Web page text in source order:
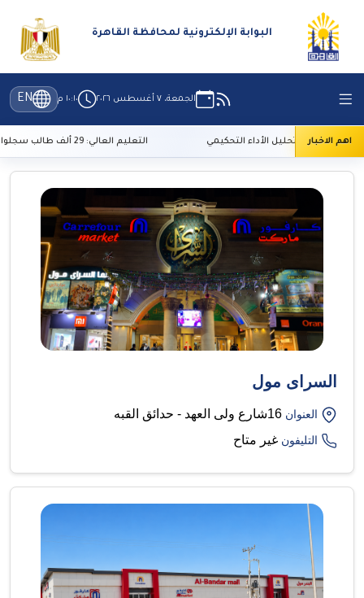
البوابة الإلكترونية لمحافظة القاهرة
الجمعة، ٧ أغسطس ٢٠٢٦ ١٠:١٠ م EN
اهم الاخبار
تحليل الأداء التحكيمي التعليم العالي: 29 ألف طالب سجلوا رغباتهم في تنسيق المرحلة الأولى
السراى مول
العنوان 16شارع ولى العهد - حدائق القبه
التليفون غير متاح